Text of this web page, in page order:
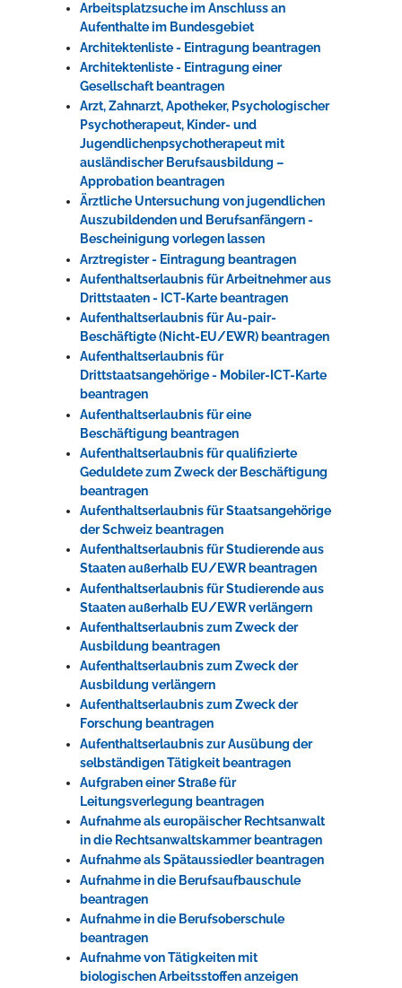
Arbeitsplatzsuche im Anschluss an
Aufenthalte im Bundesgebiet
Architektenliste - Eintragung beantragen
Architektenliste - Eintragung einer
Gesellschaft beantragen
Arzt, Zahnarzt, Apotheker, Psychologischer
Psychotherapeut, Kinder- und
Jugendlichenpsychotherapeut mit
ausländischer Berufsausbildung –
Approbation beantragen
Ärztliche Untersuchung von jugendlichen
Auszubildenden und Berufsanfängern -
Bescheinigung vorlegen lassen
Arztregister - Eintragung beantragen
Aufenthaltserlaubnis für Arbeitnehmer aus
Drittstaaten - ICT-Karte beantragen
Aufenthaltserlaubnis für Au-pair-
Beschäftigte (Nicht-EU/EWR) beantragen
Aufenthaltserlaubnis für
Drittstaatsangehörige - Mobiler-ICT-Karte
beantragen
Aufenthaltserlaubnis für eine
Beschäftigung beantragen
Aufenthaltserlaubnis für qualifizierte
Geduldete zum Zweck der Beschäftigung
beantragen
Aufenthaltserlaubnis für Staatsangehörige
der Schweiz beantragen
Aufenthaltserlaubnis für Studierende aus
Staaten außerhalb EU/EWR beantragen
Aufenthaltserlaubnis für Studierende aus
Staaten außerhalb EU/EWR verlängern
Aufenthaltserlaubnis zum Zweck der
Ausbildung beantragen
Aufenthaltserlaubnis zum Zweck der
Ausbildung verlängern
Aufenthaltserlaubnis zum Zweck der
Forschung beantragen
Aufenthaltserlaubnis zur Ausübung der
selbständigen Tätigkeit beantragen
Aufgraben einer Straße für
Leitungsverlegung beantragen
Aufnahme als europäischer Rechtsanwalt
in die Rechtsanwaltskammer beantragen
Aufnahme als Spätaussiedler beantragen
Aufnahme in die Berufsaufbauschule
beantragen
Aufnahme in die Berufsoberschule
beantragen
Aufnahme von Tätigkeiten mit
biologischen Arbeitsstoffen anzeigen